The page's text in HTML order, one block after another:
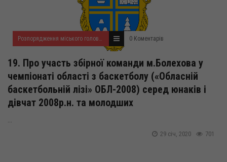
Розпорядження міського голови за 2020 рік 0 Коментарів
19. Про участь збірної команди м.Болехова у
чемпіонаті області з баскетболу («Обласній
баскетбольній лізі» ОБЛ-2008) серед юнаків і
дівчат 2008р.н. та молодших
701
29 січ, 2020